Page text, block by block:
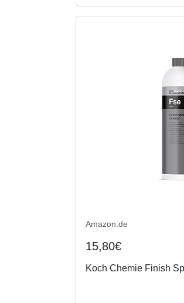
Amazon.de
15,80€
Koch Chemie Finish